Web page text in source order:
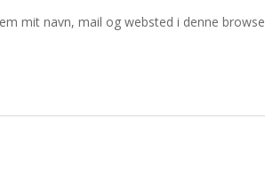
mit navn, mail og websted i denne